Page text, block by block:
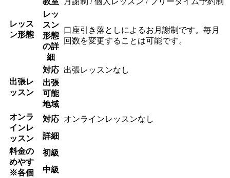
レッス
ン形態
レッ
スン
形態
の詳
細
口座引き落としによるお月謝制です。毎月
回数を変更することは可能です。
出張レ
ッスン
対応
出張レッスンなし
出張
可能
地域
オンラ
インレ
ッスン
対応
オンラインレッスンなし
詳細
料金の
めやす
※各個
初級
中級